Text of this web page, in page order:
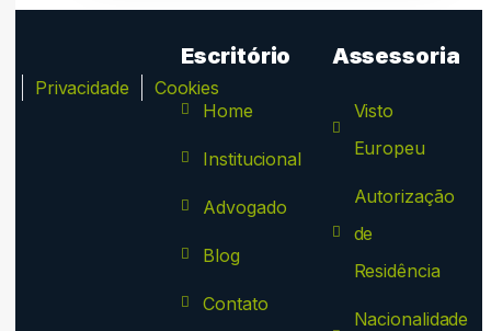
Privacidade Cookies
Escritório
Home
Institucional
Advogado
Blog
Contato
Assessoria
Visto
Europeu
Autorização
de
Residência
Nacionalidade